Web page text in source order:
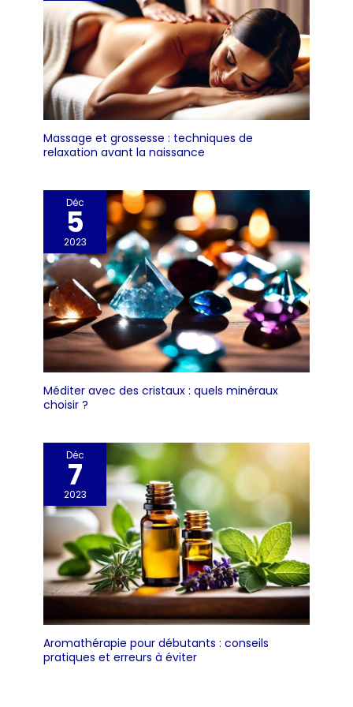
Utile et fonctionnel : des
visuels saisissants,
combinés à des photos
éclatantes, améliorent
la concentration
cognitive et les
capacités de
fournissant des
informations vitales
attrayants Portable
sans effort : combine
portabilité et facilité
d'utilisation, ce qui le
rend idéal pour la
maison ou au
restaurant tout en
répondant de manière
pratique à vos besoins
alimentaires à faible
teneur en sucre. Guide
de planification facile
des repas : ce guide
papa, grand-mère,
grand-père et
personnes âgées à
créer une alimentation
équilibrée pour gérer les
niveaux de sucre avec
des conseils
nutritionnels quotidiens
réfléchis.
Massage et grossesse : techniques de
relaxation avant la naissance
Déc
5
2023
Méditer avec des cristaux : quels minéraux
choisir ?
Déc
7
2023
Aromathérapie pour débutants : conseils
pratiques et erreurs à éviter